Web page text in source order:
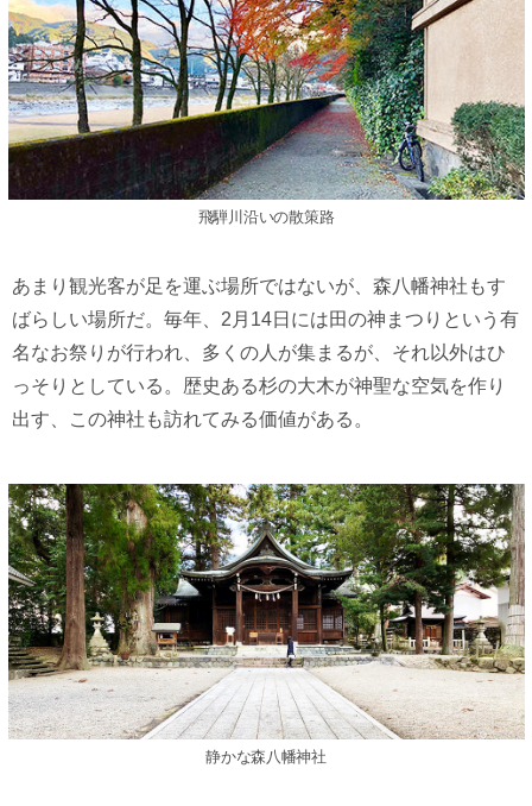
飛騨川沿いの散策路
あまり観光客が足を運ぶ場所ではないが、森八幡神社もす
ばらしい場所だ。毎年、2月14日には田の神まつりという有
名なお祭りが行われ、多くの人が集まるが、それ以外はひ
っそりとしている。歴史ある杉の大木が神聖な空気を作り
出す、この神社も訪れてみる価値がある。
静かな森八幡神社